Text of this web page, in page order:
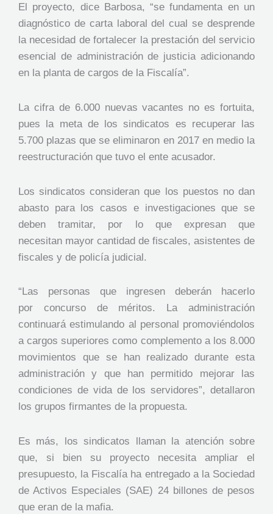
El proyecto, dice Barbosa, “se fundamenta en un
diagnóstico de carta laboral del cual se desprende
la necesidad de fortalecer la prestación del servicio
esencial de administración de justicia adicionando
en la planta de cargos de la Fiscalía”.
La cifra de 6.000 nuevas vacantes no es fortuita,
pues la meta de los sindicatos es recuperar las
5.700 plazas que se eliminaron en 2017 en medio la
reestructuración que tuvo el ente acusador.
Los sindicatos consideran que los puestos no dan
abasto para los casos e investigaciones que se
deben tramitar, por lo que expresan que
necesitan mayor cantidad de fiscales, asistentes de
fiscales y de policía judicial.
“Las personas que ingresen deberán hacerlo
por concurso de méritos. La administración
continuará estimulando al personal promoviéndolos
a cargos superiores como complemento a los 8.000
movimientos que se han realizado durante esta
administración y que han permitido mejorar las
condiciones de vida de los servidores”, detallaron
los grupos firmantes de la propuesta.
Es más, los sindicatos llaman la atención sobre
que, si bien su proyecto necesita ampliar el
presupuesto, la Fiscalía ha entregado a la Sociedad
de Activos Especiales (SAE) 24 billones de pesos
que eran de la mafia.